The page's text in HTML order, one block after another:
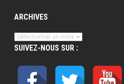
ARCHIVES
Archives
SUIVEZ-NOUS SUR :